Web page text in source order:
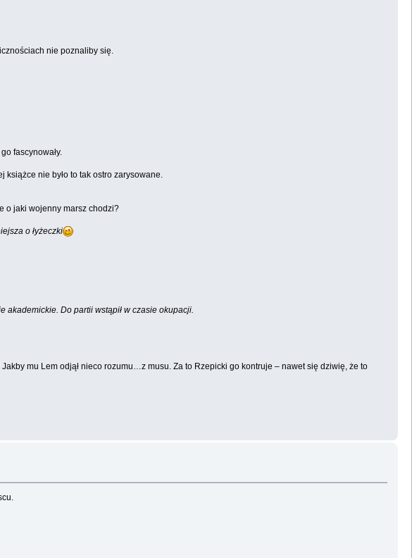
nie poznaliby się.
fascynowały.
książce nie było to tak ostro zarysowane.
o jaki wojenny marsz chodzi?
o łyżeczki
akademickie. Do partii wstąpił w czasie okupacji.
mu Lem odjął nieco rozumu…z musu. Za to Rzepicki go kontruje – nawet się dziwię, że to